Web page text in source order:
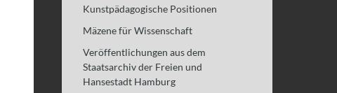
Kunstpädagogische Positionen
Mäzene für Wissenschaft
Veröffentlichungen aus dem
Staatsarchiv der Freien und
Hansestadt Hamburg